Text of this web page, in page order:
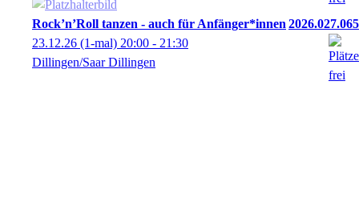
Rock’n’Roll tanzen - auch für Anfänger*innen 2026.027.065
23.12.26 (1-mal) 20:00 - 21:30
Dillingen/Saar Dillingen